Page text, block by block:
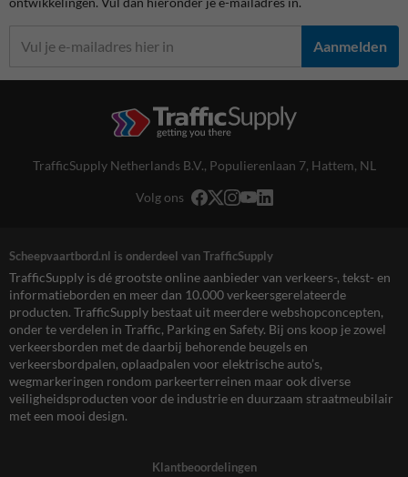
Aanmelden
TrafficSupply Netherlands B.V., Populierenlaan 7, Hattem, NL
Volg ons
Scheepvaartbord.nl is onderdeel van TrafficSupply
TrafficSupply is dé grootste online aanbieder van verkeers-, tekst- en
informatieborden en meer dan 10.000 verkeersgerelateerde
producten. TrafficSupply bestaat uit meerdere webshopconcepten,
onder te verdelen in Traffic, Parking en Safety. Bij ons koop je zowel
verkeersborden met de daarbij behorende beugels en
verkeersbordpalen, oplaadpalen voor elektrische auto’s,
wegmarkeringen rondom parkeerterreinen maar ook diverse
veiligheidsproducten voor de industrie en duurzaam straatmeubilair
met een mooi design.
Klantbeoordelingen